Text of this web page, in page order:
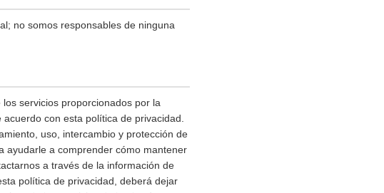
no somos responsables de ninguna
servicios proporcionados por la
con esta política de privacidad.
uso, intercambio y protección de
ayudarle a comprender cómo mantener
a través de la información de
política de privacidad, deberá dejar